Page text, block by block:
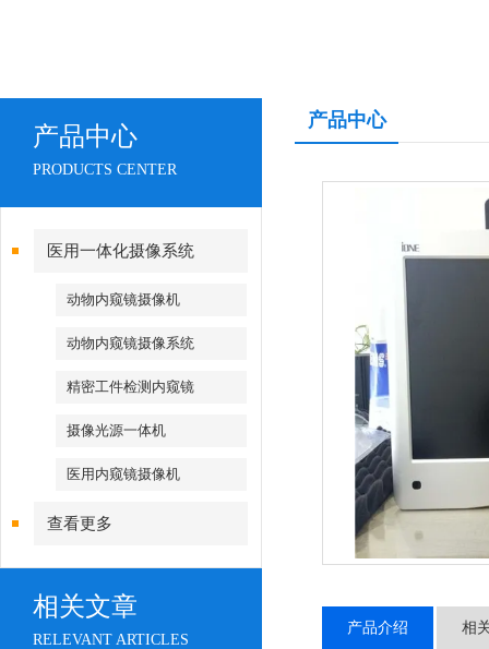
产品中心
PRODUCTS CENTER
医用一体化摄像系统
动物内窥镜摄像机
动物内窥镜摄像系统
精密工件检测内窥镜
摄像光源一体机
医用内窥镜摄像机
查看更多
相关文章
RELEVANT ARTICLES
产品中心
产品介绍 相